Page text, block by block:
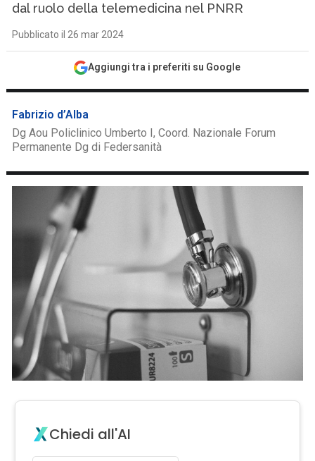
dal ruolo della telemedicina nel PNRR
Pubblicato il 26 mar 2024
Aggiungi tra i preferiti su Google
Fabrizio d’Alba
Dg Aou Policlinico Umberto I, Coord. Nazionale Forum
Permanente Dg di Federsanità
Chiedi all'AI